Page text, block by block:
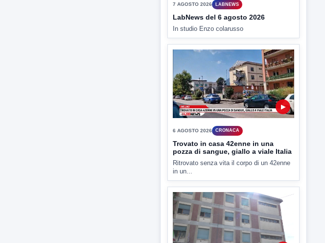
LabNews del 6 agosto 2026
In studio Enzo colarusso
▶
Trovato in casa 42enne in una
pozza di sangue, giallo a viale Italia
Ritrovato senza vita il corpo di un 42enne
in un...
▶